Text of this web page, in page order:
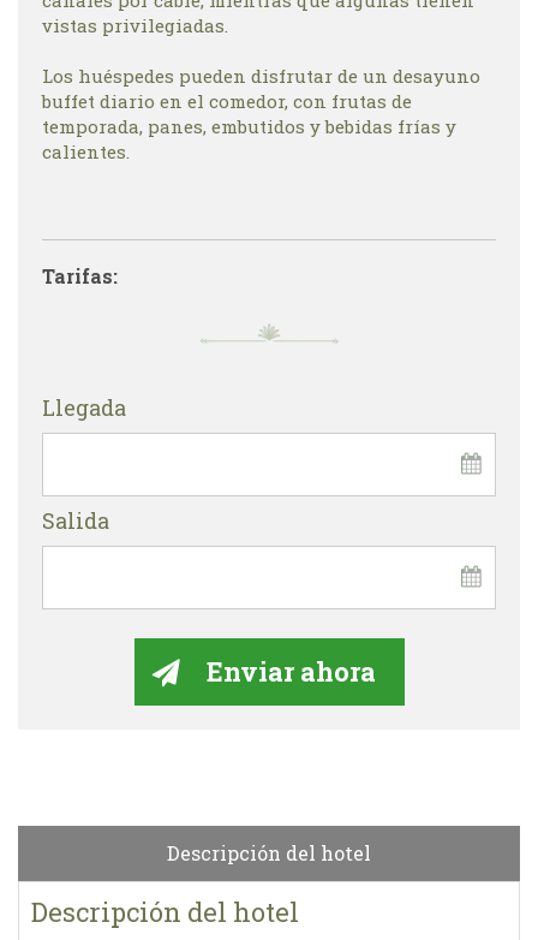
vistas privilegiadas.
Los huéspedes pueden disfrutar de un desayuno
buffet diario en el comedor, con frutas de
temporada, panes, embutidos y bebidas frías y
calientes.
Tarifas:
Llegada
Salida
Descripción del hotel
Descripción del hotel